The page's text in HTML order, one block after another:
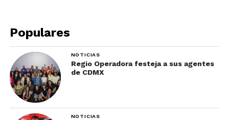
Populares
NOTICIAS
Regio Operadora festeja a sus agentes
de CDMX
NOTICIAS